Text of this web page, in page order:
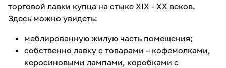
торговой лавки купца на стыке XIX - XX веков.
Здесь можно увидеть:
меблированную жилую часть помещения;
собственно лавку с товарами – кофемолками,
керосиновыми лампами, коробками с